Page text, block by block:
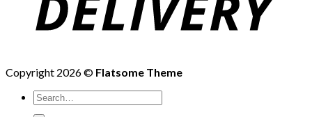
Copyright 2026 © Flatsome Theme
Search
for: